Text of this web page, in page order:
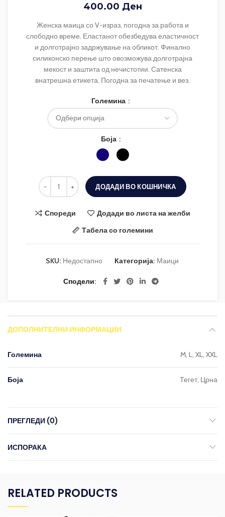
400.00 Ден
Женска маица со V-израз, погодна за работа и
слободно време. Еластанот обезбедува еластичност
и долготрајно задржување на обликот. Финално
силиконско перење што овозможува долготрајна
мекост и заштита од нечистотии. Сатенска
внатрешна етикета. Погодна за печатење и вез.
Големина
Боја
ДОДАДИ ВО КОШНИЧКА
Спореди
Додади во листа на желби
Табела со големини
SKU: Недостапно Категорија: Маици
Сподели
ДОПОЛНИТЕЛНИ ИНФОРМАЦИИ
Големина M, L, XL, XXL
Боја Тегет, Црна
ПРЕГЛЕДИ (0)
ИСПОРАКА
RELATED PRODUCTS